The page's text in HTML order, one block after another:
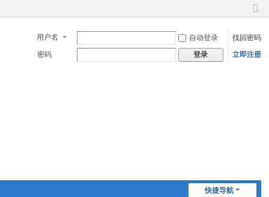
切
到
窄
用户名 自动登录
找回密码
密码
登录 立即注册
快捷导航